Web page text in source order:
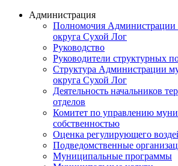
Администрация
Полномочия Администрации
округа Сухой Лог
Руководство
Руководители структурных
Структура Администрации
округа Сухой Лог
Деятельность начальников
отделов
Комитет по управлению
собственностью
Оценка регулирующего
Подведомственные
Муниципальные программы